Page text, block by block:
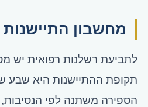
מחשבון
לתביעת רשלנות רפואית יש
תקופת ההתיישנות היא שבע
הספירה משתנה לפי הנסיבות,